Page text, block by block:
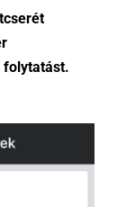
folytatást.